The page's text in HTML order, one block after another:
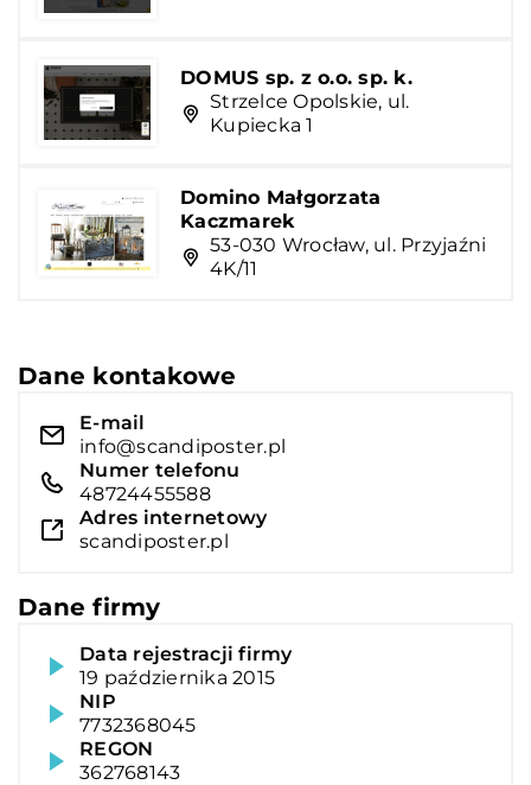
DOMUS sp. z o.o. sp. k.
Strzelce Opolskie, ul.
Kupiecka 1
Domino Małgorzata
Kaczmarek
53-030 Wrocław, ul. Przyjaźni
4K/11
Dane kontakowe
E-mail
info@scandiposter.pl
Numer telefonu
48724455588
Adres internetowy
scandiposter.pl
Dane firmy
Data rejestracji firmy
19 października 2015
NIP
7732368045
REGON
362768143